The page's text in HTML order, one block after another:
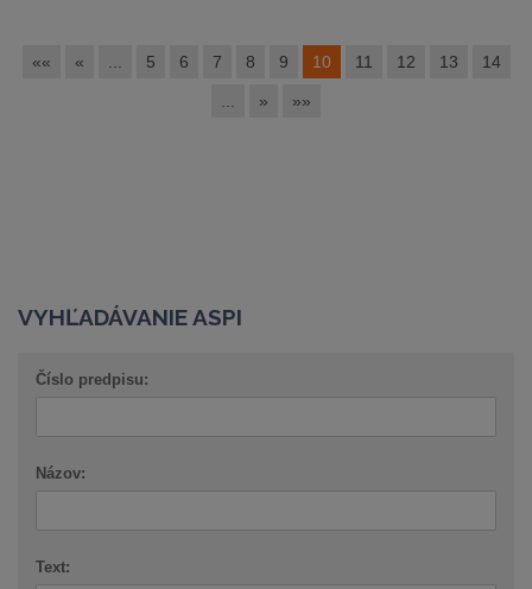
«« « 5 6 7 8 9 10 11 12 13 14
» »»
VYHĽADÁVANIE ASPI
Číslo predpisu:
Názov:
Text: